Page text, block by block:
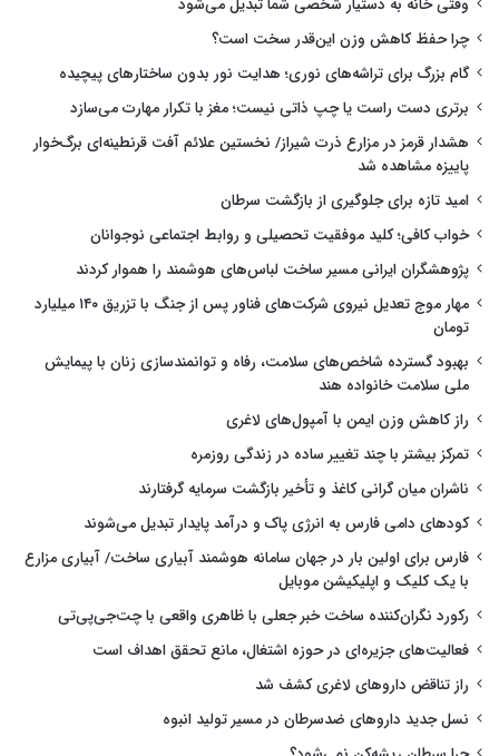
وقتی خانه به دستیار شخصی شما تبدیل می‌شود
چرا حفظ کاهش وزن این‌قدر سخت است؟
گام بزرگ برای تراشه‌های نوری؛ هدایت نور بدون ساختارهای پیچیده
برتری دست راست یا چپ ذاتی نیست؛ مغز با تکرار مهارت می‌سازد
هشدار قرمز در مزارع ذرت شیراز/ نخستین علائم آفت قرنطینه‌ای برگ‌خوار
پاییزه مشاهده شد
امید تازه برای جلوگیری از بازگشت سرطان
خواب کافی؛ کلید موفقیت تحصیلی و روابط اجتماعی نوجوانان
پژوهشگران ایرانی مسیر ساخت لباس‌های هوشمند را هموار کردند
مهار موج تعدیل نیروی شرکت‌های فناور پس از جنگ با تزریق ۱۴۰ میلیارد
تومان
بهبود گسترده شاخص‌های سلامت، رفاه و توانمندسازی زنان با پیمایش
ملی سلامت خانواده هند
راز کاهش وزن ایمن با آمپول‌های لاغری
تمرکز بیشتر با چند تغییر ساده در زندگی روزمره
ناشران میان گرانی کاغذ و تأخیر بازگشت سرمایه گرفتارند
کودهای دامی فارس به انرژی پاک و درآمد پایدار تبدیل می‌شوند
فارس برای اولین بار در جهان سامانه هوشمند آبیاری ساخت/ آبیاری مزارع
با یک کلیک و اپلیکیشن موبایل
رکورد نگران‌کننده ساخت خبر جعلی با ظاهری واقعی با چت‌جی‌پی‌تی
فعالیت‌های جزیره‌ای در حوزه اشتغال، مانع تحقق اهداف است
راز تناقض داروهای لاغری کشف شد
نسل جدید داروهای ضدسرطان در مسیر تولید انبوه